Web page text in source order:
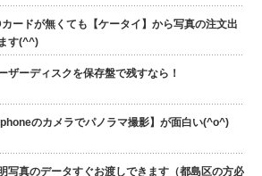
ードが無くても【ケータイ】から写真の注文出
す(^^)
ザーディスクを保存盤で残すなら！
iphoneのカメラでパノラマ撮影】が面白い(^o^)
写真のデータすぐお渡しできます（都島区の方必